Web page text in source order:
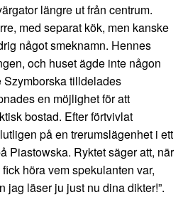
längre ut från centrum.
med separat kök, men kanske
något smeknamn. Hennes
och huset ägde inte någon
tilldelades
en möjlighet för att
bostad. Efter förtvivlat
på en trerumslägenhet i ett
Piastowska. Ryktet säger att, när
höra vem spekulanten var,
jag läser ju just nu dina dikter!”.